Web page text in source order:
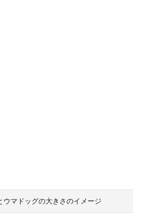
ウマドッグの大きさのイメージ